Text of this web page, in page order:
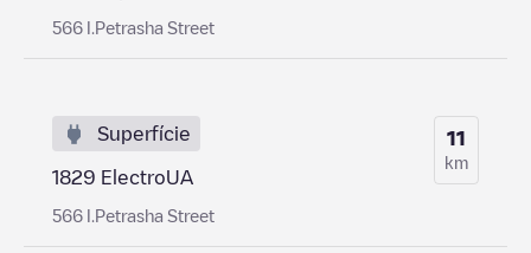
566 I.Petrasha Street
Superfície
1829 ElectroUA
566 I.Petrasha Street
11
km